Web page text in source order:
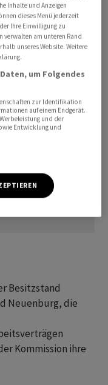
mit der
zwischen
geltend. Der
Besitzstand
Neuenburg, die
Kommission ihre
Inhalte und Anzeigen
dieses Menü jederzeit
Ihre Einwilligung zu
verwalten am unteren Rand
unseres Website. Weitere
um Folgendes
zur Identifikation
auf einem Endgerät.
und der
Entwicklung und